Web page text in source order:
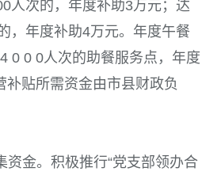
人次的，年度补助3万元；达
，年度补助4万元。年度午餐
4 0 0 0人次的助餐服务点，年度
补贴所需资金由市县财政负
资金。积极推行“党支部领办合